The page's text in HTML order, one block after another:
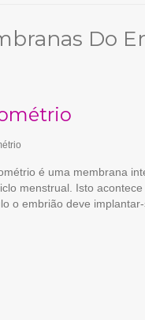
Do
é uma membrana
menstrual. Isto
o embrião deve